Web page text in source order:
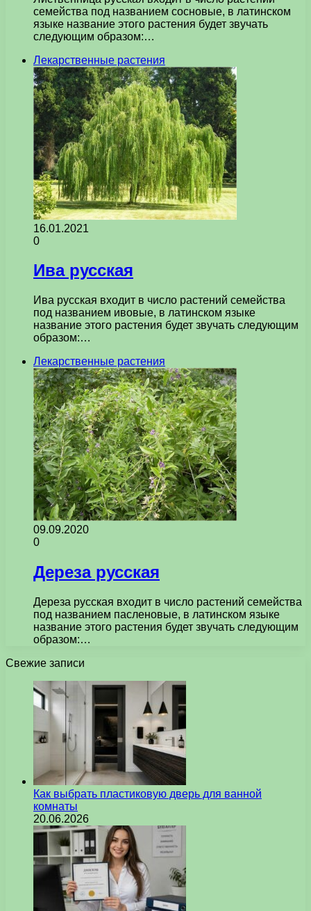
семейства под названием сосновые, в латинском
языке название этого растения будет звучать
следующим образом:…
Лекарственные растения
16.01.2021
0
Ива русская
Ива русская входит в число растений семейства
под названием ивовые, в латинском языке
название этого растения будет звучать следующим
образом:…
Лекарственные растения
09.09.2020
0
Дереза русская
Дереза русская входит в число растений семейства
под названием пасленовые, в латинском языке
название этого растения будет звучать следующим
образом:…
Свежие записи
Как выбрать пластиковую дверь для ванной
комнаты
20.06.2026